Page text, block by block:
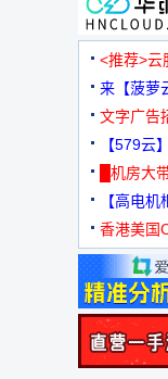
<推荐>
来【菠萝
文字广告
【579云
元
█机房大
【高电
机
香港美国